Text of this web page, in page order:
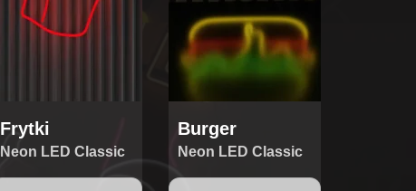
Frytki
Neon LED Classic
Burger
Neon LED Classic
stronie
produktu